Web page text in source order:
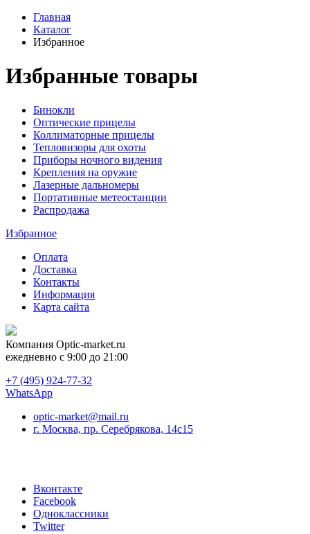
Главная
Каталог
Избранное
Избранные товары
Бинокли
Оптические прицелы
Коллиматорные прицелы
Тепловизоры для охоты
Приборы ночного видения
Крепления на оружие
Лазерные дальномеры
Портативные метеостанции
Распродажа
Избранное
Оплата
Доставка
Контакты
Информация
Карта сайта
Компания Optic-market.ru
ежедневно с 9:00 до 21:00
+7 (495) 924-77-32
WhatsApp
optic-market@mail.ru
г. Москва, пр. Серебрякова, 14с15
Вконтакте
Facebook
Одноклассники
Twitter